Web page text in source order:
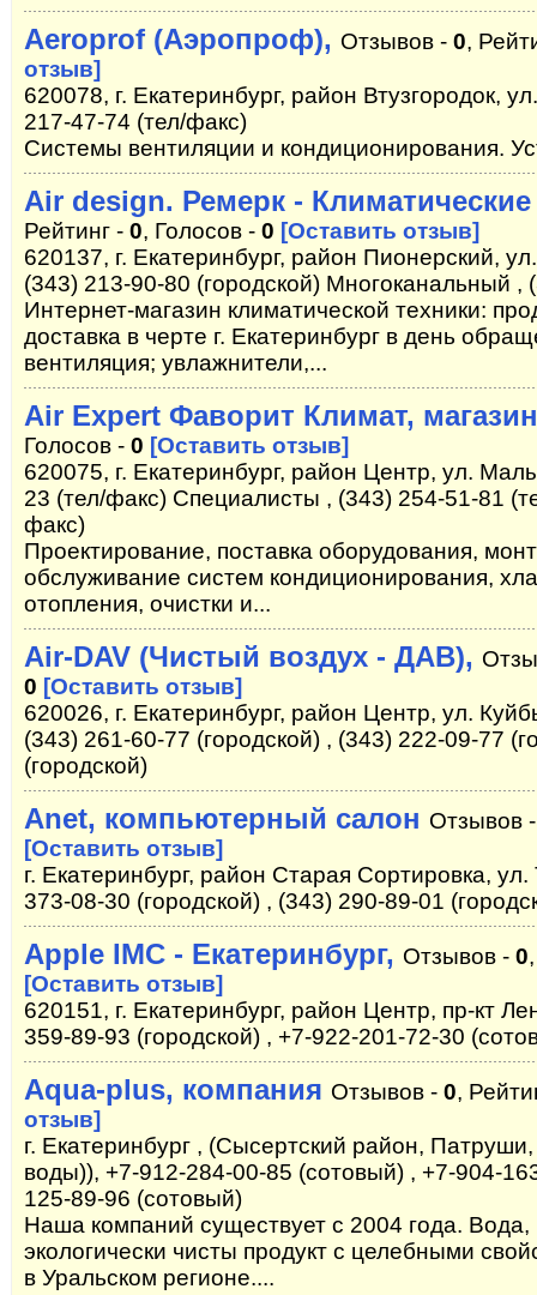
Aeroprof (Аэропроф), Отзывов - 0,
отзыв]
620078, г. Екатеринбург, район Втузгородок,
217-47-74 (тел/факс)
Системы вентиляции и кондиционирования.
Air design. Ремерк -
Рейтинг - 0, Голосов - 0 [Оставить отзыв]
620137, г. Екатеринбург, район Пионерский,
(343) 213-90-80 (городской) Многоканальный ,
Интернет-магазин климатической техники:
доставка в черте г. Екатеринбург в день
вентиляция; увлажнители,...
Air Expert Фаворит Климат, магазин
Голосов - 0 [Оставить отзыв]
620075, г. Екатеринбург, район Центр, ул.
23 (тел/факс) Специалисты , (343) 254-51-81
факс)
Проектирование, поставка оборудования,
обслуживание систем кондиционирования,
отопления, очистки и...
Air-DAV (Чистый воздух - ДАВ),
0 [Оставить отзыв]
620026, г. Екатеринбург, район Центр, ул.
(343) 261-60-77 (городской) , (343) 222-09-77
(городской)
Anet, компьютерный салон Отзывов
[Оставить отзыв]
г. Екатеринбург, район Старая Сортировка,
373-08-30 (городской) , (343) 290-89-01
Apple IMC - Екатеринбург, Отзывов - 0
[Оставить отзыв]
620151, г. Екатеринбург, район Центр, пр-кт
359-89-93 (городской) , +7-922-201-72-30
Aqua-plus, компания Отзывов - 0,
отзыв]
г. Екатеринбург , (Сысертский район,
воды)), +7-912-284-00-85 (сотовый) , +7-904-
125-89-96 (сотовый)
Наша компаний существует с 2004 года.
экологически чисты продукт с целебными
в Уральском регионе....